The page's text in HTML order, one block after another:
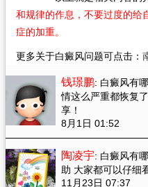
和规律的作息，不要过度的给
症的加重。
更多关于白癜风问题可点击：
钱璟鹏: 白癜风有
情这么严重都恢复
享！
8月1日 01:52
陶凌宇: 白癜风有
助 大家都可以仔细
11月23日 07:37